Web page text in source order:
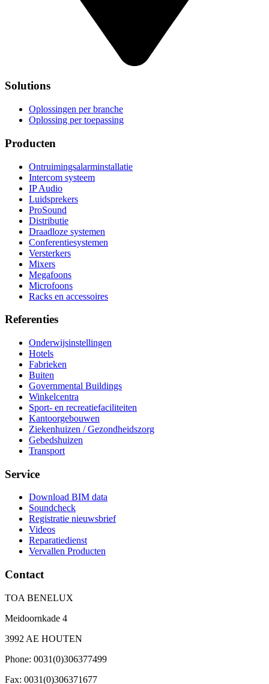
Solutions
Oplossingen per branche
Oplossing per toepassing
Producten
Ontruimingsalarminstallatie
Intercom systeem
IP Audio
Luidsprekers
ProSound
Distributie
Draadloze systemen
Conferentiesystemen
Versterkers
Mixers
Megafoons
Microfoons
Racks en accessoires
Referenties
Onderwijsinstellingen
Hotels
Fabrieken
Buiten
Governmental Buildings
Winkelcentra
Sport- en recreatiefaciliteiten
Kantoorgebouwen
Ziekenhuizen / Gezondheidszorg
Gebedshuizen
Transport
Service
Download BIM data
Soundcheck
Registratie nieuwsbrief
Videos
Reparatiedienst
Vervallen Producten
Contact
TOA BENELUX
Meidoornkade 4
3992 AE HOUTEN
Phone: 0031(0)306377499
Fax: 0031(0)306371677